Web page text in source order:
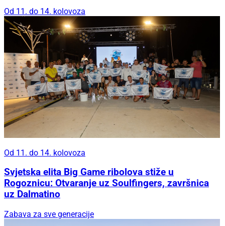
Od 11. do 14. kolovoza
Od 11. do 14. kolovoza
Svjetska elita Big Game ribolova stiže u
Rogoznicu: Otvaranje uz Soulfingers, završnica
uz Dalmatino
Zabava za sve generacije